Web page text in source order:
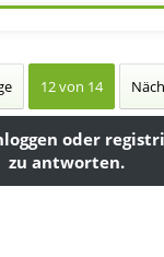
12 von 14
oder
zu antworten.